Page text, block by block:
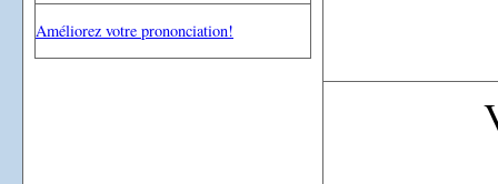
Améliorez votre prononciation!